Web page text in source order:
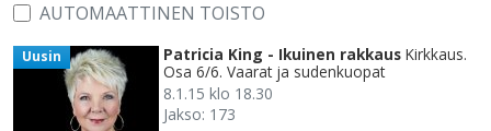
AUTOMAATTINEN TOISTO
Uusin Patricia King - Ikuinen rakkaus Kirkkaus.
Osa 6/6. Vaarat ja sudenkuopat
8.1.15 klo 18.30
Jakso: 173